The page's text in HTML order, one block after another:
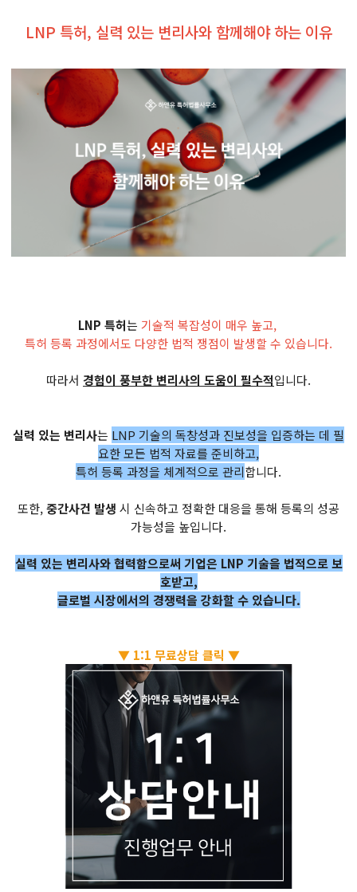
LNP 특허, 실력 있는 변리사와 함께해야 하는 이유
LNP 특허는 기술적 복잡성이 매우 높고,
특허 등록 과정에서도 다양한 법적 쟁점이 발생할 수 있습니다.
따라서 경험이 풍부한 변리사의 도움이 필수적입니다.
실력 있는 변리사는 LNP 기술의 독창성과 진보성을 입증하는 데 필
요한 모든 법적 자료를 준비하고,
특허 등록 과정을 체계적으로 관리합니다.
또한,중간사건 발생 시 신속하고 정확한 대응을 통해 등록의 성공
가능성을 높입니다.
실력 있는 변리사와 협력함으로써 기업은 LNP 기술을 법적으로 보
호받고,
글로벌 시장에서의 경쟁력을 강화할 수 있습니다.
▼ 1:1 무료상담 클릭 ▼